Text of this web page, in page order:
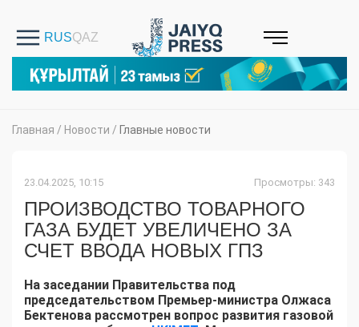
Главная / Новости / Главные новости
23.04.2025, 10:15 Просмотры: 343
ПРОИЗВОДСТВО ТОВАРНОГО
ГАЗА БУДЕТ УВЕЛИЧЕНО ЗА
СЧЕТ ВВОДА НОВЫХ ГПЗ
На заседании Правительства под
председательством Премьер-министра Олжаса
Бектенова рассмотрен вопрос развития газовой